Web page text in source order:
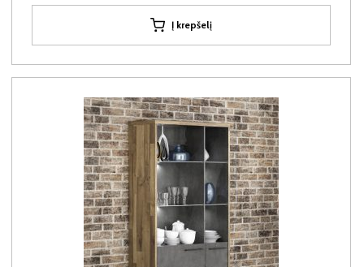
Į krepšelį